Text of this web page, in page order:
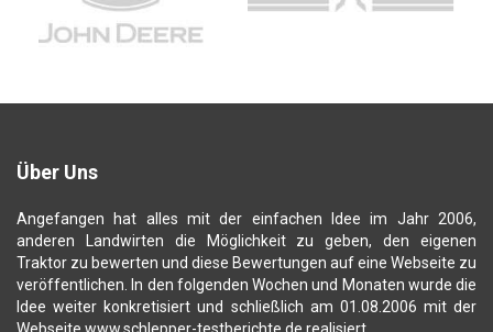
Über Uns
Angefangen hat alles mit der einfachen Idee im Jahr 2006,
anderen Landwirten die Möglichkeit zu geben, den eigenen
Traktor zu bewerten und diese Bewertungen auf eine Webseite zu
veröffentlichen. In den folgenden Wochen und Monaten wurde die
Idee weiter konkretisiert und schließlich am 01.08.2006 mit der
Webseite www.schlepper-testberichte.de realisiert.